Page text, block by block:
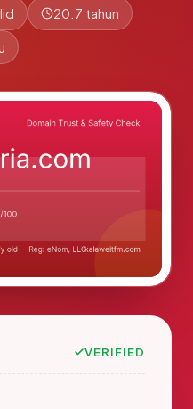
20.7 tahun
VERIFIED